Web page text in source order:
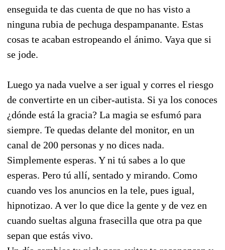
enseguida te das cuenta de que no has visto a
ninguna rubia de pechuga despampanante. Estas
cosas te acaban estropeando el ánimo. Vaya que si
se jode.
Luego ya nada vuelve a ser igual y corres el riesgo
de convertirte en un ciber-autista. Si ya los conoces
¿dónde está la gracia? La magia se esfumó para
siempre. Te quedas delante del monitor, en un
canal de 200 personas y no dices nada.
Simplemente esperas. Y ni tú sabes a lo que
esperas. Pero tú allí, sentado y mirando. Como
cuando ves los anuncios en la tele, pues igual,
hipnotizao. A ver lo que dice la gente y de vez en
cuando sueltas alguna frasecilla que otra pa que
sepan que estás vivo.